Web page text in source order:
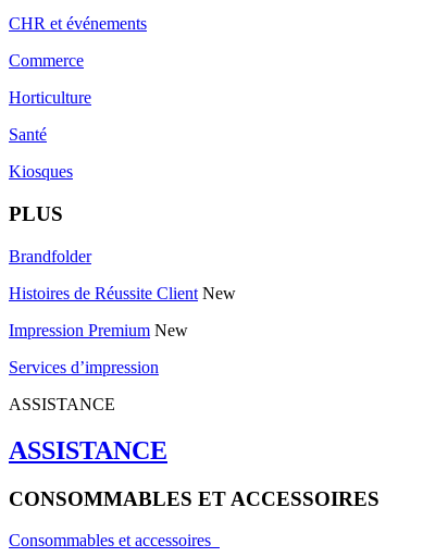
CHR et événements
Commerce
Horticulture
Santé
Kiosques
PLUS
Brandfolder
Histoires de Réussite Client New
Impression Premium New
Services d’impression
ASSISTANCE
ASSISTANCE
CONSOMMABLES ET ACCESSOIRES
Consommables et accessoires